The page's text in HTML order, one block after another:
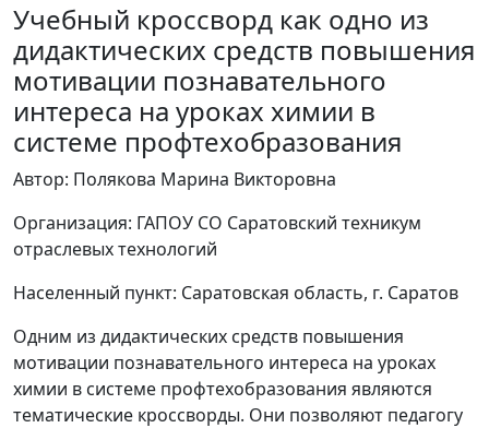
Учебный кроссворд как одно из
дидактических средств повышения
мотивации познавательного
интереса на уроках химии в
системе профтехобразования
Автор: Полякова Марина Викторовна
Организация: ГАПОУ СО Саратовский техникум
отраслевых технологий
Населенный пункт: Саратовская область, г. Саратов
Одним из дидактических средств повышения
мотивации познавательного интереса на уроках
химии в системе профтехобразования являются
тематические кроссворды. Они позволяют педагогу